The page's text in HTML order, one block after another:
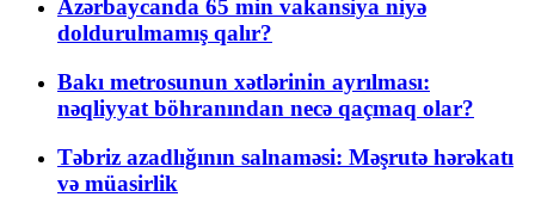
Azərbaycanda 65 min vakansiya niyə
doldurulmamış qalır?
Bakı metrosunun xətlərinin ayrılması:
nəqliyyat böhranından necə qaçmaq olar?
Təbriz azadlığının salnaməsi: Məşrutə hərəkatı
və müasirlik